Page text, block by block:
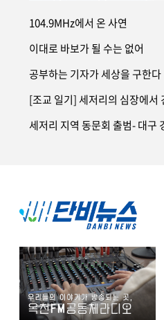
104.9MHz에서 온 사연
이대로 바보가 될 수는 없어
공부하는 기자가 세상을 구한다
세저리 지역 동문회 출범- 대구